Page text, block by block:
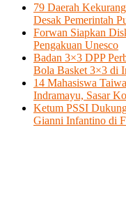
79 Daerah
Desak Pemerintah
Forwan Siapkan
Pengakuan Unesco
Badan 3×3 DPP
Bola Basket 3×3 di
14 Mahasiswa
Indramayu, Sasar
Ketum PSSI
Gianni Infantino di